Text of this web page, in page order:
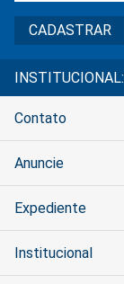
INSTITUCIONAL:
Contato
Anuncie
Expediente
Institucional